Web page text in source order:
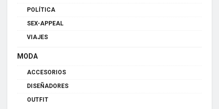
POLÍTICA
SEX-APPEAL
VIAJES
MODA
ACCESORIOS
DISEÑADORES
OUTFIT